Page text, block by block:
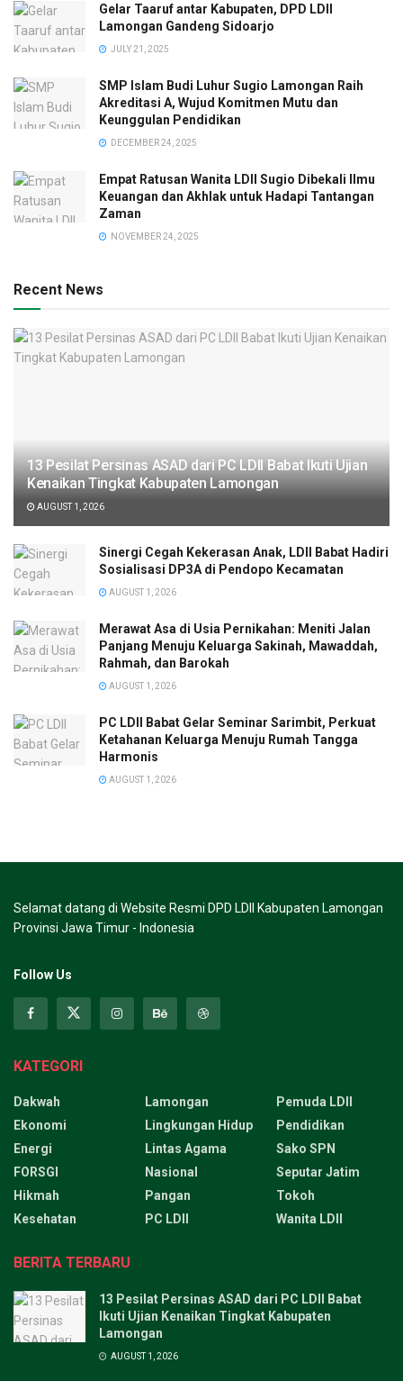
Gelar Taaruf antar Kabupaten, DPD LDII
Lamongan Gandeng Sidoarjo
JULY 21, 2025
SMP Islam Budi Luhur Sugio Lamongan Raih
Akreditasi A, Wujud Komitmen Mutu dan
Keunggulan Pendidikan
DECEMBER 24, 2025
Empat Ratusan Wanita LDII Sugio Dibekali Ilmu
Keuangan dan Akhlak untuk Hadapi Tantangan
Zaman
NOVEMBER 24, 2025
Recent News
13 Pesilat Persinas ASAD dari PC LDII Babat Ikuti Ujian
Kenaikan Tingkat Kabupaten Lamongan
AUGUST 1, 2026
Sinergi Cegah Kekerasan Anak, LDII Babat Hadiri
Sosialisasi DP3A di Pendopo Kecamatan
AUGUST 1, 2026
Merawat Asa di Usia Pernikahan: Meniti Jalan
Panjang Menuju Keluarga Sakinah, Mawaddah,
Rahmah, dan Barokah
AUGUST 1, 2026
PC LDII Babat Gelar Seminar Sarimbit, Perkuat
Ketahanan Keluarga Menuju Rumah Tangga
Harmonis
AUGUST 1, 2026
Selamat datang di Website Resmi DPD LDII Kabupaten Lamongan
Provinsi Jawa Timur - Indonesia
Follow Us
KATEGORI
Dakwah
Ekonomi
Energi
FORSGI
Hikmah
Kesehatan
Lamongan
Lingkungan Hidup
Lintas Agama
Nasional
Pangan
PC LDII
Pemuda LDII
Pendidikan
Sako SPN
Seputar Jatim
Tokoh
Wanita LDII
BERITA TERBARU
13 Pesilat Persinas ASAD dari PC LDII Babat
Ikuti Ujian Kenaikan Tingkat Kabupaten
Lamongan
AUGUST 1, 2026